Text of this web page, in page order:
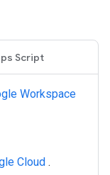
Script
Workspace
Cloud .